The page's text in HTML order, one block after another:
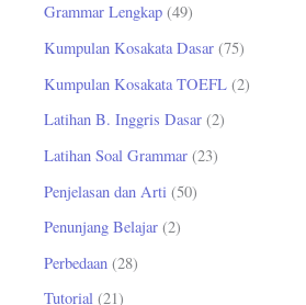
Grammar Lengkap (49)
Kumpulan Kosakata Dasar (75)
Kumpulan Kosakata TOEFL (2)
Latihan B. Inggris Dasar (2)
Latihan Soal Grammar (23)
Penjelasan dan Arti (50)
Penunjang Belajar (2)
Perbedaan (28)
Tutorial (21)